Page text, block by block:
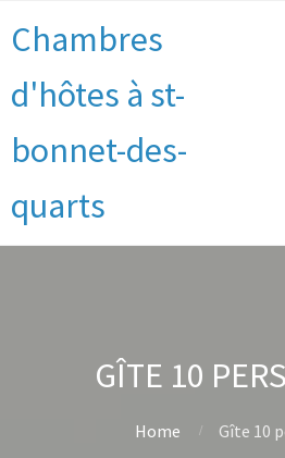
Chambres
d'hôtes à st-
bonnet-des-
quarts
GÎTE 10
Home Gîte 10